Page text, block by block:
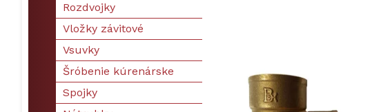
Rozdvojky
Vložky závitové
Vsuvky
Šróbenie kúrenárske
Spojky